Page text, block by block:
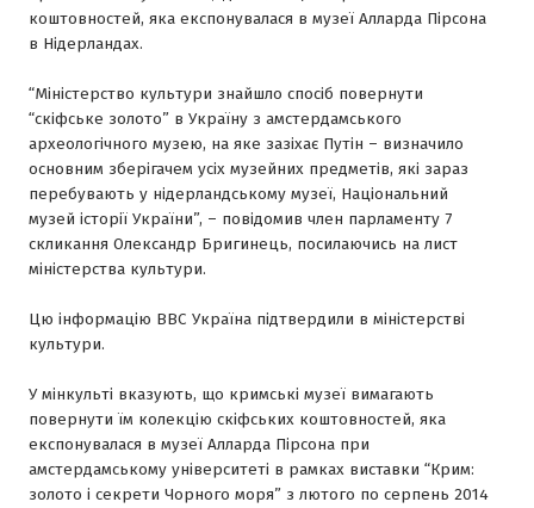
коштовностей, яка експонувалася в музеї Алларда Пірсона
в Нідерландах.
“Міністерство культури знайшло спосіб повернути
“скіфське золото” в Україну з амстердамського
археологічного музею, на яке зазіхає Путін – визначило
основним зберігачем усіх музейних предметів, які зараз
перебувають у нідерландському музеї, Національний
музей історії України”, – повідомив член парламенту 7
скликання Олександр Бригинець, посилаючись на лист
міністерства культури.
Цю інформацію ВВС Україна підтвердили в міністерстві
культури.
У мінкульті вказують, що кримські музеї вимагають
повернути їм колекцію скіфських коштовностей, яка
експонувалася в музеї Алларда Пірсона при
амстердамському університеті в рамках виставки “Крим:
золото і секрети Чорного моря” з лютого по серпень 2014